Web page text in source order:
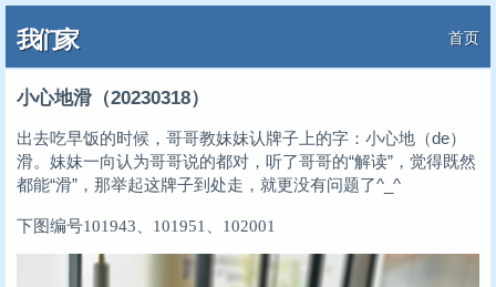
我们家 首页
小心地滑（20230318）
出去吃早饭的时候，哥哥教妹妹认牌子上的字：小心地（de）
滑。妹妹一向认为哥哥说的都对，听了哥哥的“解读”，觉得既然
都能“滑”，那举起这牌子到处走，就更没有问题了^_^
下图编号101943、101951、102001